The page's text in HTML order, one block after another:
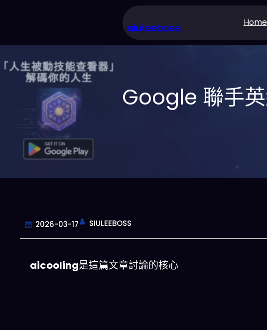
主
要
siuleeboss Home
Google 聯手
2026-03-17 SIULEEBOSS
aicooling是這篇文章討論的核心